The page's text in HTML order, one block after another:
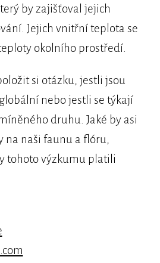
by zajišťoval jejich
Jejich vnitřní teplota se
okolního prostředí.
si otázku, jestli jsou
nebo jestli se týkají
druhu. Jaké by asi
na naši faunu a flóru,
tohoto výzkumu platili